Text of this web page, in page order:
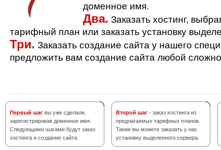
доменное имя.
Два. Заказать хостинг,
тарифный план или заказать установку
Три. Заказать создание сайта у нашего
предложить вам создание сайта любой
Первый шаг вы уже сделали,
зарегистрировав доменное имя.
Следующими шагами будут заказ
хостинга и создание сайта.
Второй шаг - заказ хостинга из
предлагаемых тарифных планов.
Также вы можете заказать у нас
установку выделенного сервера.